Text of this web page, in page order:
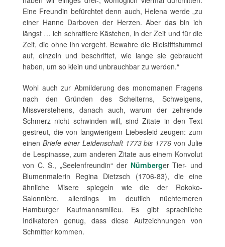
Eine Freundin befürchtet denn auch, Helena werde „zu
einer Hanne Darboven der Herzen. Aber das bin ich
längst … ich schraffiere Kästchen, in der Zeit und für die
Zeit, die ohne ihn vergeht. Bewahre die Bleistiftstummel
auf, einzeln und beschriftet, wie lange sie gebraucht
haben, um so klein und unbrauchbar zu werden.“
Wohl auch zur Abmilderung des monomanen Fragens
nach den Gründen des Scheiterns, Schweigens,
Missverstehens, danach auch, warum der zehrende
Schmerz nicht schwinden will, sind Zitate in den Text
gestreut, die von langwierigem Liebesleid zeugen: zum
einen Briefe einer Leidenschaft 1773 bis 1776 von Julie
de Lespinasse, zum anderen Zitate aus einem Konvolut
von C. S., „Seelenfreundin“ der Nürnberger Tier- und
Blumenmalerin Regina Dietzsch (1706-83), die eine
ähnliche Misere spiegeln wie die der Rokoko-
Salonnière, allerdings im deutlich nüchterneren
Hamburger Kaufmannsmilieu. Es gibt sprachliche
Indikatoren genug, dass diese Aufzeichnungen von
Schmitter kommen.